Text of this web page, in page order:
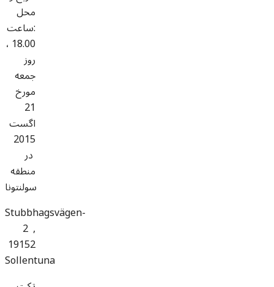
محل
:ساعت
18.00 ،
روز
جمعه
مورخ
21
اگست
2015
در
منطقه
Stubbhagsvägen-
2 ,
19152
Sollentuna